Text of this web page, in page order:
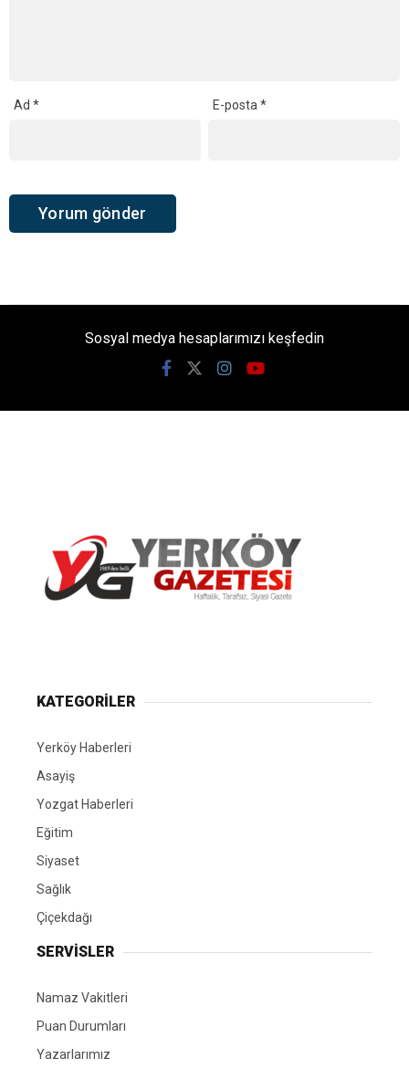
Ad * E-posta*
Sosyal medya hesaplarımızı keşfedin
KATEGORİLER
Yerköy Haberleri
Asayiş
Yozgat Haberleri
Eğitim
Siyaset
Sağlık
Çiçekdağı
SERVİSLER
Namaz Vakitleri
Puan Durumları
Yazarlarımız